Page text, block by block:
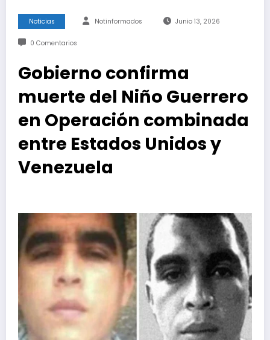
Noticias Notinformados Junio 13, 2026
0 Comentarios
Gobierno confirma
muerte del Niño Guerrero
en Operación combinada
entre Estados Unidos y
Venezuela